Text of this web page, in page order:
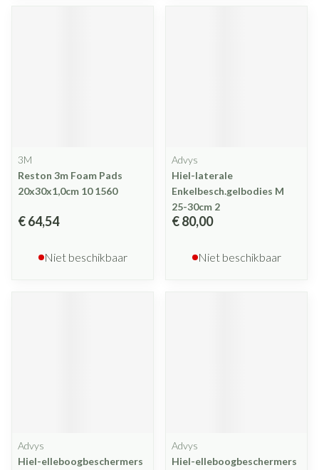
3M
Reston 3m Foam Pads
20x30x1,0cm 10 1560
€ 64,54
Niet beschikbaar
Advys
Hiel-laterale
Enkelbesch.gelbodies M
25-30cm 2
€ 80,00
Niet beschikbaar
Advys
Hiel-elleboogbeschermers
Advys
Hiel-elleboogbeschermers